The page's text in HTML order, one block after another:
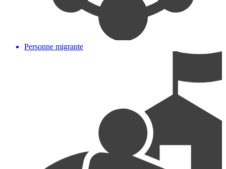
Personne migrante